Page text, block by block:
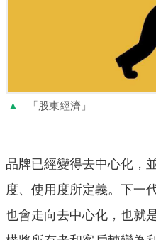
▲ 「股東經濟」
品牌已經變得去中心化，
度、使用度所定義。下一
也會走向去中心化，也就